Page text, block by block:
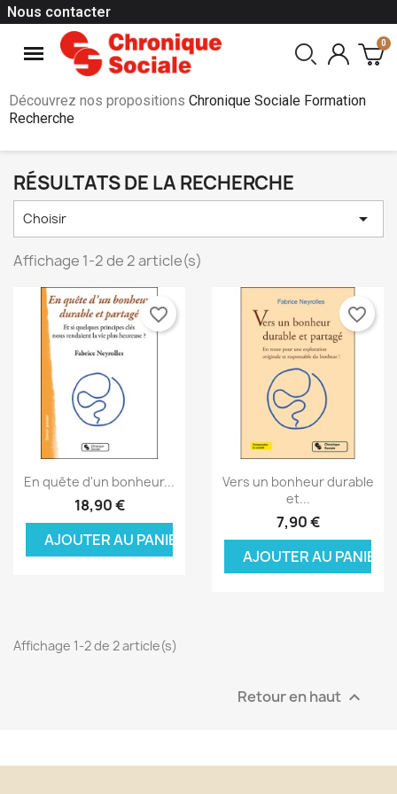
Nous contacter
Découvrez nos propositions Chronique Sociale Formation
Recherche
RÉSULTATS DE LA RECHERCHE
Choisir 
Affichage 1-2 de 2 article(s)
Aperçu rapide
En quête d'un bonheur...
18,90 €
AJOUTER AU PANIER
favorite_border
Aperçu rapide
Vers un bonheur durable
et...
7,90 €
AJOUTER AU PANIER
favorite_border
Affichage 1-2 de 2 article(s)
Retour en haut 